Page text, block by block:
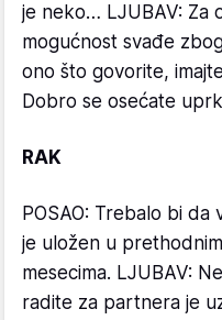
je neko… LJUBAV: Za
mogućnost svađe
ono što govorite,
Dobro se osećate
RAK
POSAO: Trebalo bi
je uložen u
mesecima. LJUBAV:
radite za partnera je